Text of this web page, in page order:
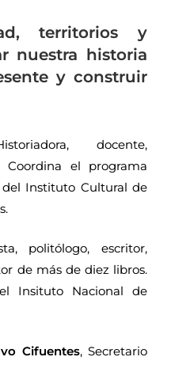
territorios y
nuestra historia
y construir
docente,
Coordina el programa
del Instituto Cultural de
politólogo, escritor,
de más de diez libros.
Insituto Nacional de
Cifuentes, Secretario